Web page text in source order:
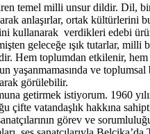
temel milli unsur dildir.
anlaşırlar, ortak kültürlerini
verdikleri edebi
geleceğe ışık tutarlar,
toplumdan etkilenir,
yaşanmamasında ve
görülebilir.
getirmek istiyorum. 1960
vatandaşlık hakkına
görev ve